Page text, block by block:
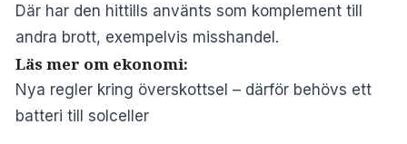
Där har den hittills använts som komplement till
andra brott, exempelvis misshandel.
Läs mer om ekonomi:
Nya regler kring överskottsel – därför behövs ett
batteri till solceller